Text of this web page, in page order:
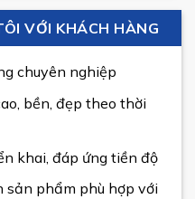
VỚI KHÁCH HÀNG
chuyên nghiệp
bền, đẹp theo thời
khai, đáp ứng tiền độ
sản phẩm phù hợp với